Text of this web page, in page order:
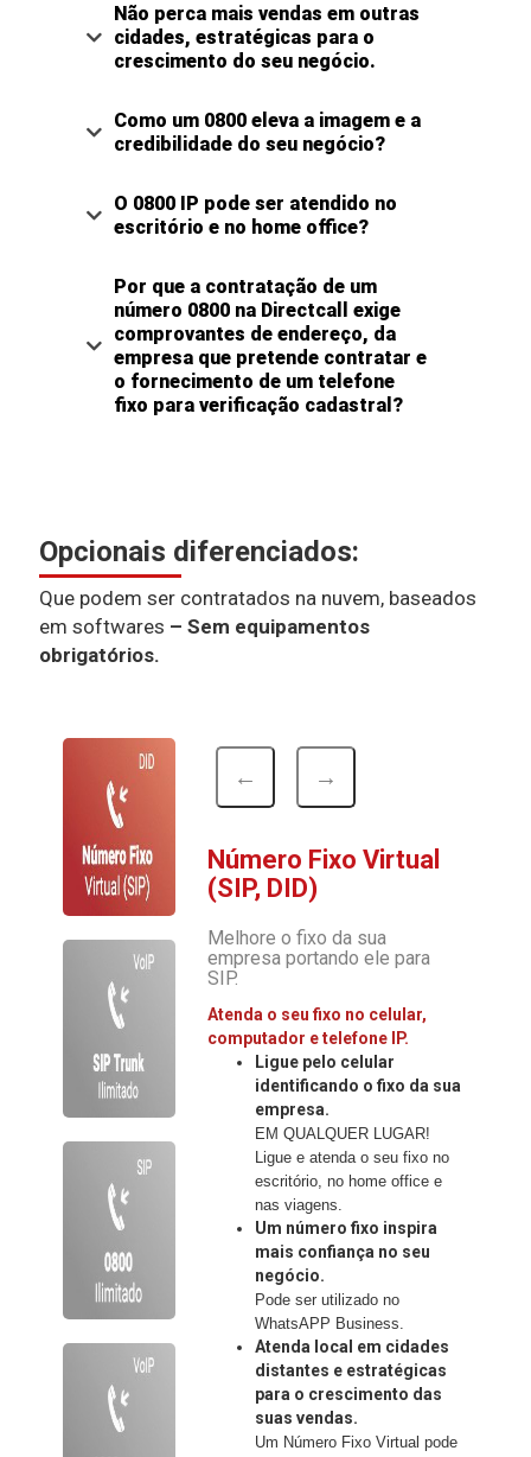
Não perca mais vendas em outras
cidades, estratégicas para o
crescimento do seu negócio.
Como um 0800 eleva a imagem e a
credibilidade do seu negócio?
O 0800 IP pode ser atendido no
escritório e no home office?
Por que a contratação de um
número 0800 na Directcall exige
comprovantes de endereço, da
empresa que pretende contratar e
o fornecimento de um telefone
fixo para verificação cadastral?
Opcionais diferenciados:
Que podem ser contratados na nuvem, baseados
em softwares – Sem equipamentos
obrigatórios.
← →
Número Fixo Virtual
(SIP, DID)
Melhore o fixo da sua
empresa portando ele para
SIP.
Atenda o seu fixo no celular,
computador e telefone IP.
Ligue pelo celular
identificando o fixo da sua
empresa.
EM QUALQUER LUGAR!
Ligue e atenda o seu fixo no
escritório, no home office e
nas viagens.
Um número fixo inspira
mais confiança no seu
negócio.
Pode ser utilizado no
WhatsAPP Business.
Atenda local em cidades
distantes e estratégicas
para o crescimento das
suas vendas.
Um Número Fixo Virtual pode